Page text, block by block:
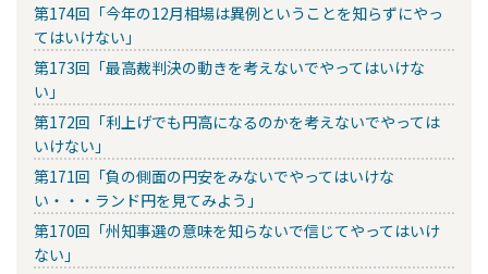
第174回「今年の12月相場は異例ということを知らずにやっ
てはいけない」
第173回「最高裁判決の動きを考えないでやってはいけな
い」
第172回「利上げでも円高になるのかを考えないでやっては
いけない」
第171回「負の側面の円安をみないでやってはいけな
い・・・ランド円を見てみよう」
第170回「州知事選の意味を知らないで信じてやってはいけ
ない」